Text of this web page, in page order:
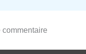
commentaire